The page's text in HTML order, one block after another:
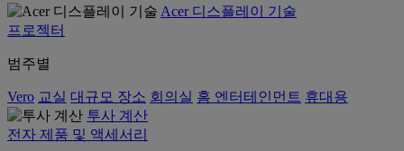
Acer 디스플레이 기술
프로젝터
범주별
Vero 교실 대규모 장소 회의실 홈 엔터테인먼트 휴대용
투사 계산
전자 제품 및 액세서리